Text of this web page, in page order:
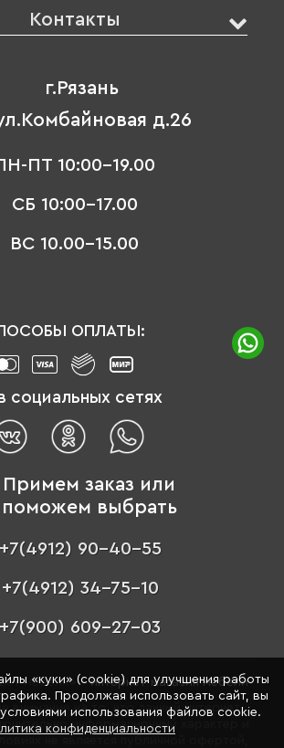
Контакты
г.Рязань
д.26
ПТ 10:00-19.00
СБ 10:00-17.00
ВС 10.00-15.00
ОПЛАТЫ:
социальных сетях
Примем заказ или
поможем выбрать
+7(4912) 90-40-55
+7(4912) 34-75-10
+7(900) 609-27-03
мебели» –интернет-магазин мебели
на то, что данный интернет-
информационный характер и
«куки» (cookie) для улучшения работы
Продолжая использовать сайт, вы
использования файлов cookie.
конфиденциальности